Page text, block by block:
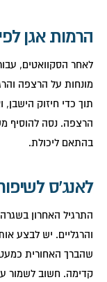
הרמות אגן
לאחר הסקוואטים,
מונחות על הרצפה
תוך כדי חיזוק
הרצפה. נסה להוסיף
בהתאם ליכולת.
לאנג'ס
התרגיל האחרון
והרגליים. יש לבצע
שהברך האחורית
קדימה. חשוב לשמור